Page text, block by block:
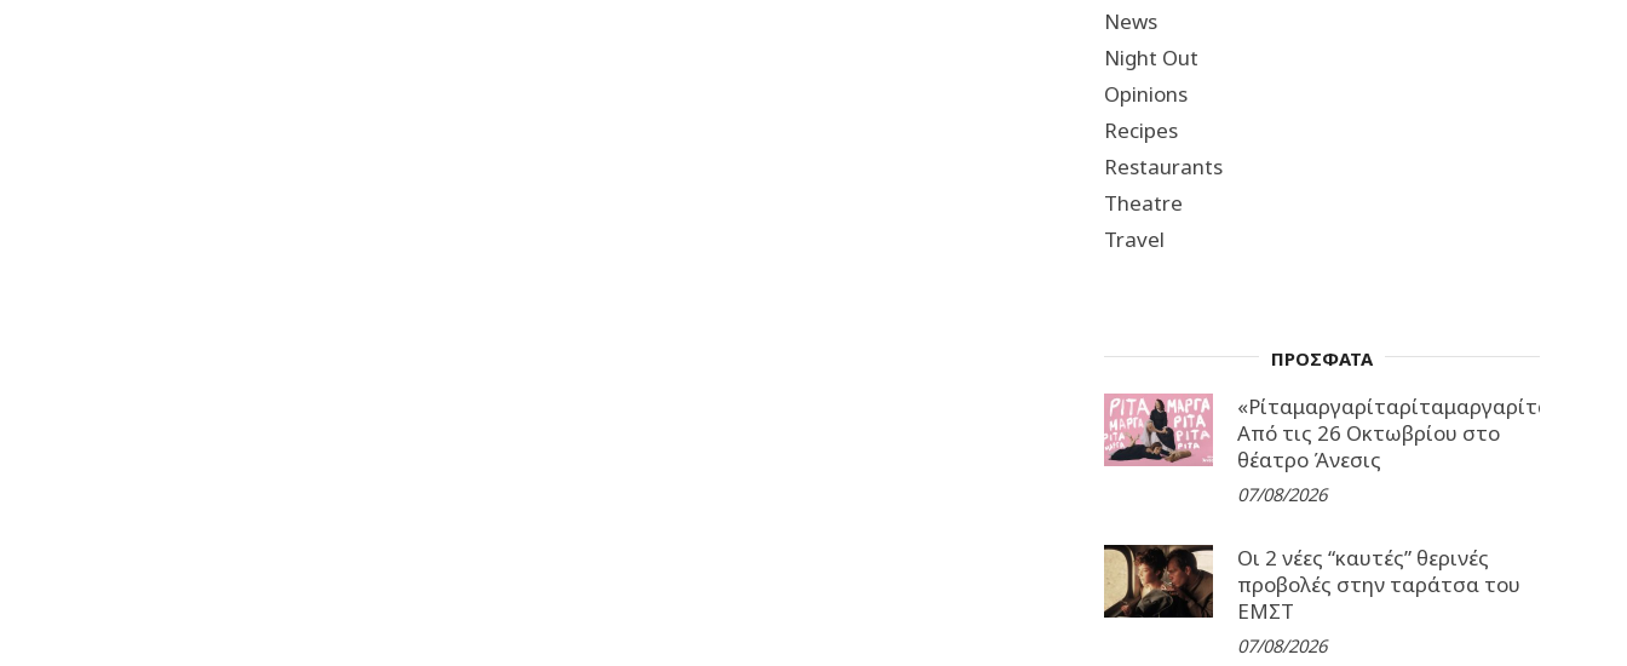
News
Night Out
Opinions
Recipes
Restaurants
Theatre
Travel
ΠΡΟΣΦΑΤΑ
Από τις 26 Οκτωβρίου στο
θέατρο Άνεσις
07/08/2026
Οι 2 νέες “καυτές” θερινές
προβολές στην ταράτσα του
ΕΜΣΤ
07/08/2026